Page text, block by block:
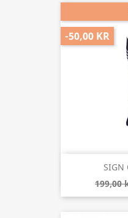
SIGN
199,00
-50,00 KR